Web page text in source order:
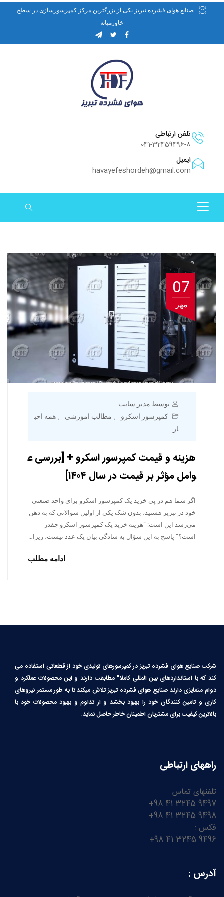
صنایع هوای فشرده تبریز یکی از بزرگترین مرکز کمپرسورسازی در سطح
خاورمیانه
تلفن ارتباطی
041-32459496-8
ایمیل
havayefeshordeh@gmail.com
07
مهر
توسط مدیر سایت
کمپرسور اسکرو
, مطالب اموزشی , همه اخب
ار
هزینه و قیمت کمپرسور اسکرو + [بررسی ع
وامل مؤثر بر قیمت در سال ۱۴۰۴]
اگر شما هم در پی خرید یک کمپرسور اسکرو برای واحد صنعتی
خود در تبریز هستید، بدون شک یکی از اولین سوالاتی که به ذهن
می‌رسد این است: “هزینه خرید یک کمپرسور اسکرو چقدر
است؟” پاسخ به این سؤال به سادگی بیان یک عدد نیست، زیرا…
ادامه مطلب
شرکت صنایع هوای فشرده تبریز در کمپرسورهای تولیدی خود از قطعاتی استفاده می
کند که با استانداردهای بین المللی کاملا″ مطابقت دارند و این محصولات عملکرد و
دوام متمایزی دارند صنایع هوای فشرده تبریز تلاش میکند تا به طور مستمر نیروهای
کاری و تامین کنندگان خود را بهبود بخشد و از تداوم و بهبود محصولات خود با
بالاترین کیفیت برای مشتریان اطمینان خاطر حاصل نماید.
راههای ارتباطی
تلفنهای تماس
9497 3245 41 98+
9498 3245 41 98+
فکس :
9496 3245 41 98+
آدرس :